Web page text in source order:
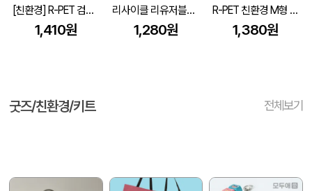
[친환경] R-PET 검정내피 리유저블백 (4색/중형/170g)(450x150x400mm)
1,410원
리사이클 리유저블백 4컬러 GRS인증 40*35*15
1,280원
R-PET 친환경 M형 리유저블백 (450x150x400mm)
1,380원
굿즈/친환경/키트 전체보기